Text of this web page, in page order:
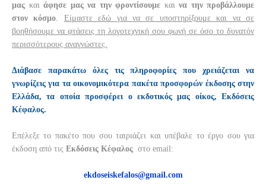
μας και άφησε μας να την φροντίσουμε και να την προβάλλουμε
στον κόσμο. Είμαστε εδώ για να σε υποστηρίξουμε και να σε
βοηθήσουμε να φτάσεις τη λογοτεχνική σου φωνή σε όσο το δυνατόν
περισσότερους αναγνώστες.
Διάβασε παρακάτω όλες τις πληροφορίες που χρειάζεται να
γνωρίζεις για τα οικονομικότερα πακέτα προσφορών έκδοσης στην
Ελλάδα, τα οποία προσφέρει ο εκδοτικός μας οίκος, Εκδόσεις
Κέφαλος.
Επέλεξε το πακέτο που σου ταιριάζει και υπέβαλε το έργο σου για
έκδοση από τις Εκδόσεις Κέφαλος στο email:
ekdoseiskefalos@gmail.com